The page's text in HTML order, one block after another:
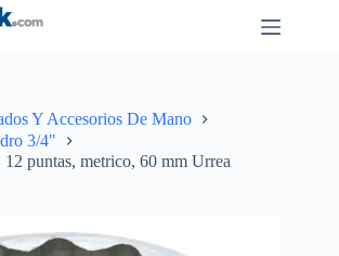
Y Accesorios De Mano
3/4"
puntas, metrico, 60 mm Urrea